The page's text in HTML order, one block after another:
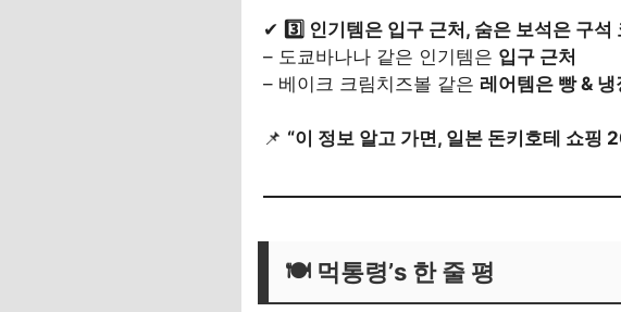
✔ 3️⃣ 인기템은 입구 근처, 숨은 보석은 구석
– 도쿄바나나 같은 인기템은 입구 근처
– 베이크 크림치즈볼 같은 레어템은 빵 &
📌 “이 정보 알고 가면, 일본 돈키호테 쇼핑
🍽 먹통령’s 한 줄 평